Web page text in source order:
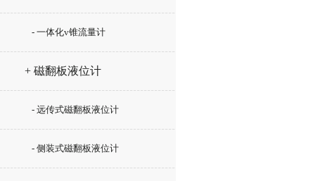
- 一体化v锥流量计
+ 磁翻板液位计
- 远传式磁翻板液位计
- 侧装式磁翻板液位计